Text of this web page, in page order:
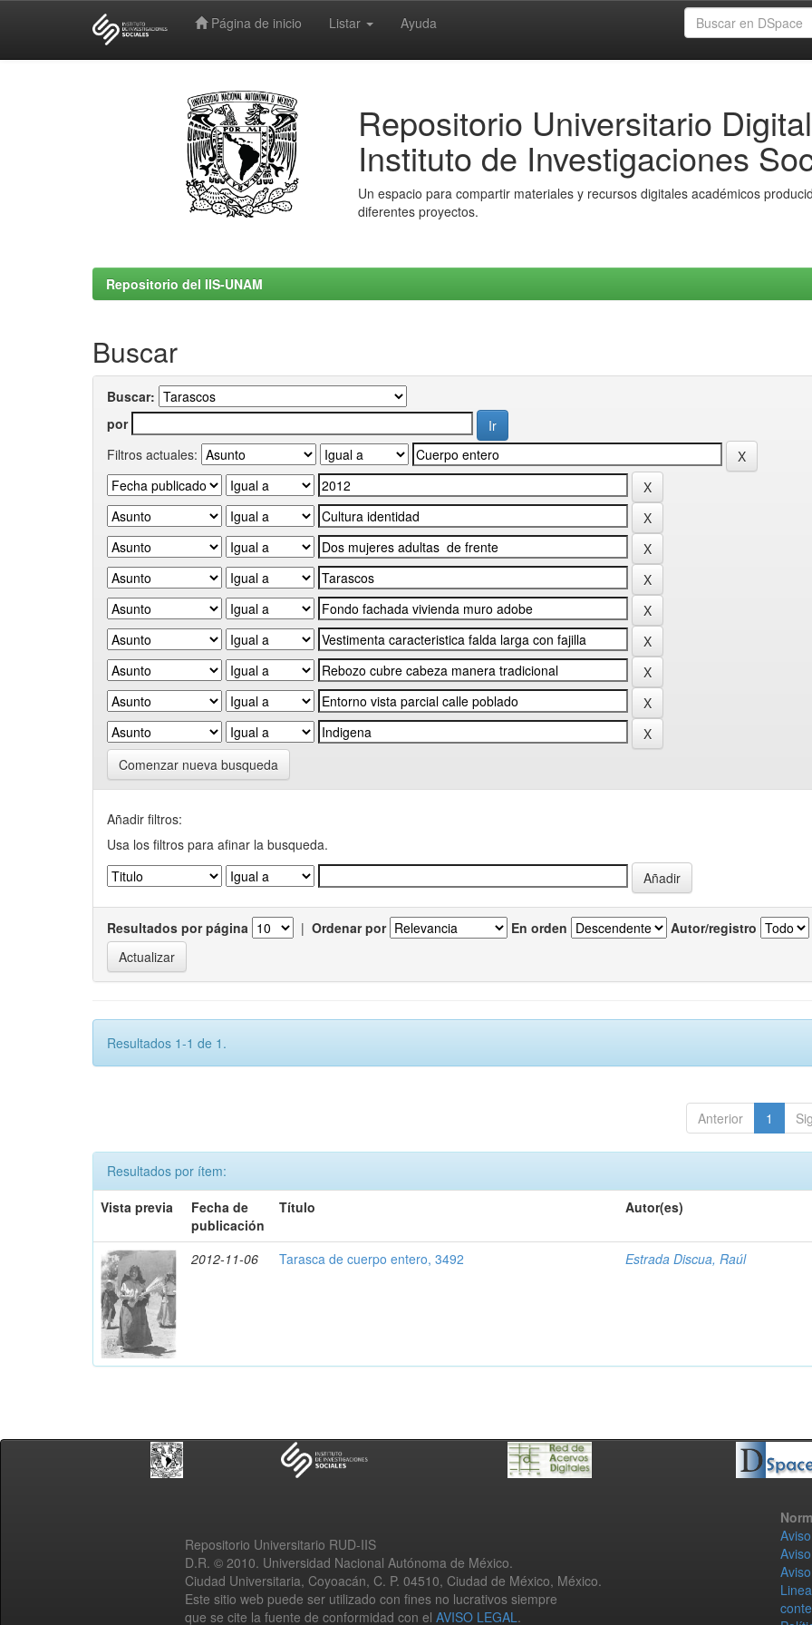
Página de inicio Listar Ayuda
Repositorio Universitario Digital
Instituto de Investigaciones
Un espacio para compartir materiales y recursos digitales académicos
diferentes proyectos.
Repositorio del IIS-UNAM
Buscar
Buscar:
por
Filtros actuales:
Comenzar nueva busqueda
Añadir filtros:
Usa los filtros para afinar la busqueda.
Resultados por página | Ordenar por En orden Autor/registro
Resultados 1-1 de 1.
Anterior 1
Resultados por ítem:
Vista previa
Fecha de
publicación
Título Autor(es)
2012-11-06 Tarasca de cuerpo entero, 3492 Estrada Discua, Raúl
Repositorio Universitario RUD-IIS
D.R. © 2010. Universidad Nacional Autónoma de México.
Ciudad Universitaria, Coyoacán, C. P. 04510, Ciudad de México, México.
Este sitio web puede ser utilizado con fines no lucrativos siempre
que se cite la fuente de conformidad con el AVISO LEGAL.